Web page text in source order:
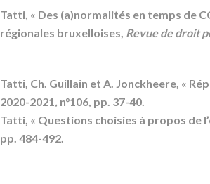
Tatti, « Des (a)normalités en temps de
régionales bruxelloises, Revue de droit
Tatti, Ch. Guillain et A. Jonckheere, «
2020-2021, n°106, pp. 37-40.
Tatti, « Questions choisies à propos de
pp. 484-492.